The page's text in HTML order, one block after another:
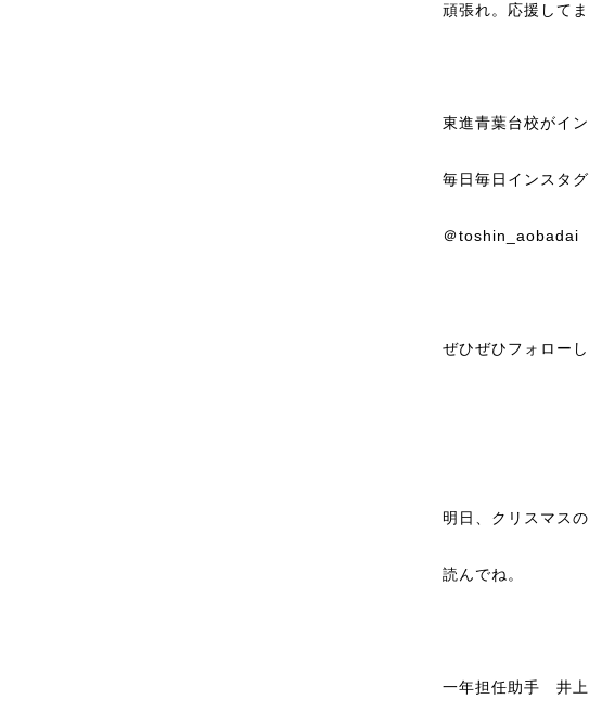
頑張れ。応援してま
東進青葉台校がイ
毎日毎日インスタ
＠toshin_aobadai
ぜひぜひフォロー
明日、クリスマス
読んでね。
一年担任助手 井